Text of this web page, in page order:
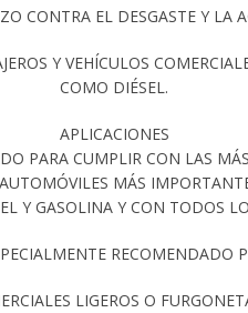
CONTRA EL DESGASTE Y LA
Y VEHÍCULOS
COMO DIÉSEL.
APLICACIONES
PARA CUMPLIR CON LAS
MÁS
Y GASOLINA Y CON TODOS
RECOMENDADO
LIGEROS O